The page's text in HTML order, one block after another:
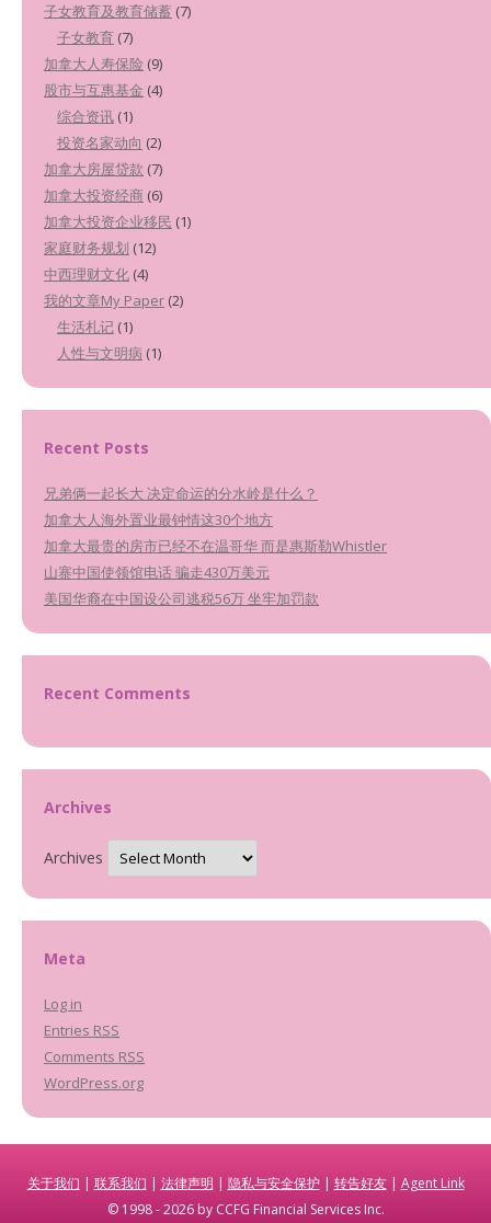
子女教育及教育储蓄 (7)
子女教育 (7)
加拿大人寿保险 (9)
股市与互惠基金 (4)
综合资讯 (1)
投资名家动向 (2)
加拿大房屋贷款 (7)
加拿大投资经商 (6)
加拿大投资企业移民 (1)
家庭财务规划 (12)
中西理财文化 (4)
我的文章My Paper (2)
生活札记 (1)
人性与文明病 (1)
Recent Posts
兄弟俩一起长大 决定命运的分水岭是什么？
加拿大人海外置业最钟情这30个地方
加拿大最贵的房市已经不在温哥华 而是惠斯勒Whistler
山寨中国使领馆电话 骗走430万美元
美国华裔在中国设公司逃税56万 坐牢加罚款
Recent Comments
Archives
Archives
Meta
Log in
Entries RSS
Comments RSS
WordPress.org
关于我们 | 联系我们 | 法律声明 | 隐私与安全保护| 转告好友| Agent Link
© 1998 - 2026 by CCFG Financial Services Inc.